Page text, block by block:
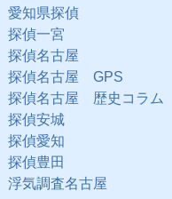
愛知県探偵
探偵一宮
探偵名古屋
探偵名古屋 GPS
探偵名古屋 歴史コラム
探偵安城
探偵愛知
探偵豊田
浮気調査名古屋